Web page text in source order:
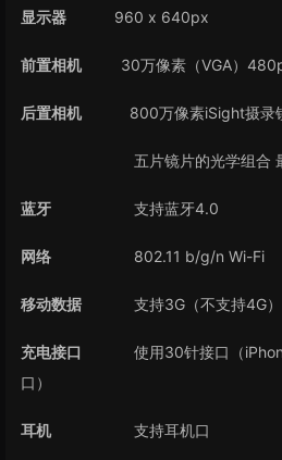
显示器 960 x 640px
前置相机30万像素（VGA）480p
后置相机800万像素iSight摄录镜
五片镜片的光学组合 最大
蓝牙 支持蓝牙4.0
网络 802.11 b/g/n Wi-Fi
移动数据 支持3G（不支持4G）
充电接口
使用30针接口（iPhone
口）
耳机支持耳机口